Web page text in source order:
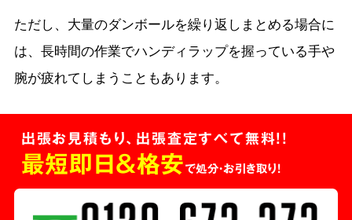
ただし、大量のダンボールを繰り返しまとめる場合に
は、長時間の作業でハンディラップを握っている手や
腕が疲れてしまうこともあります。
出張お見積もり、出張査定すべて無料!!
最短即日＆格安で処分・お引き取り！